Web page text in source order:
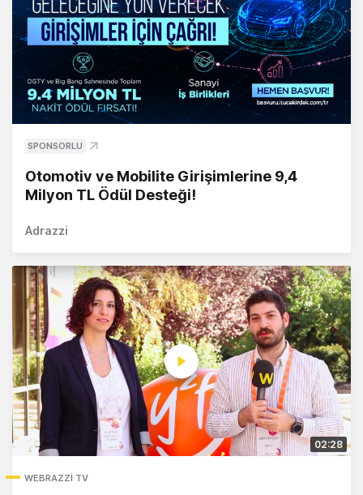
SPONSORLU
Otomotiv ve Mobilite Girişimlerine 9,4
Milyon TL Ödül Desteği!
Adrazzi
WEBRAZZI TV
02:28